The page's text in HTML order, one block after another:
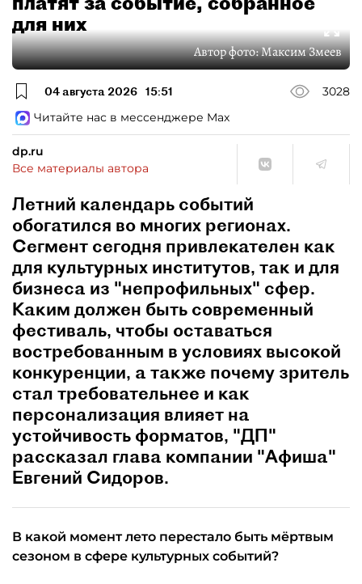
для них
Автор фото:Максим Змеев
04 августа 2026 15:51
3028
Читайте нас в мессенджере Max
dp.ru
Все материалы автора
Летний календарь событий
обогатился во многих регионах.
Сегмент сегодня привлекателен как
для культурных институтов, так и для
бизнеса из "непрофильных" сфер.
Каким должен быть современный
фестиваль, чтобы оставаться
востребованным в условиях высокой
конкуренции, а также почему зритель
стал требовательнее и как
персонализация влияет на
устойчивость форматов, "ДП"
рассказал глава компании "Афиша"
Евгений Сидоров.
В какой момент лето перестало быть мёртвым
сезоном в сфере культурных событий?